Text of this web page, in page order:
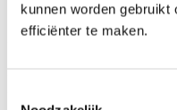
kunnen worden gebruikt
efficiënter te maken.
Opiniones de